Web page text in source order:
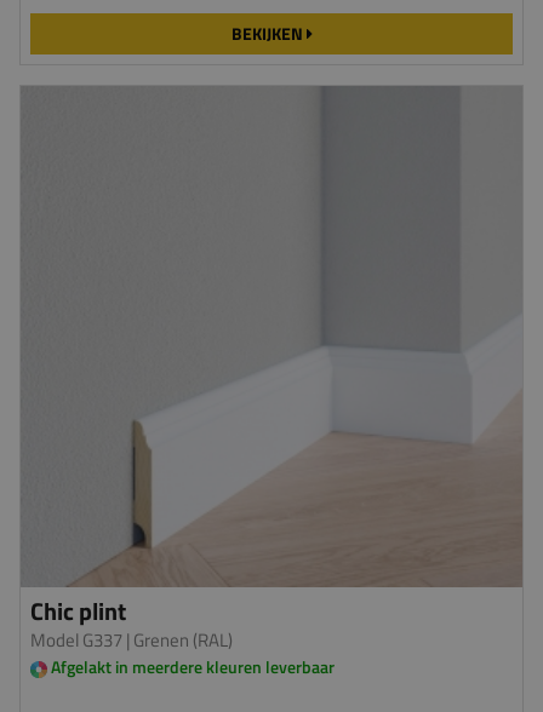
BEKIJKEN
Chic plint
Model G337 | Grenen (RAL)
Afgelakt in meerdere kleuren leverbaar